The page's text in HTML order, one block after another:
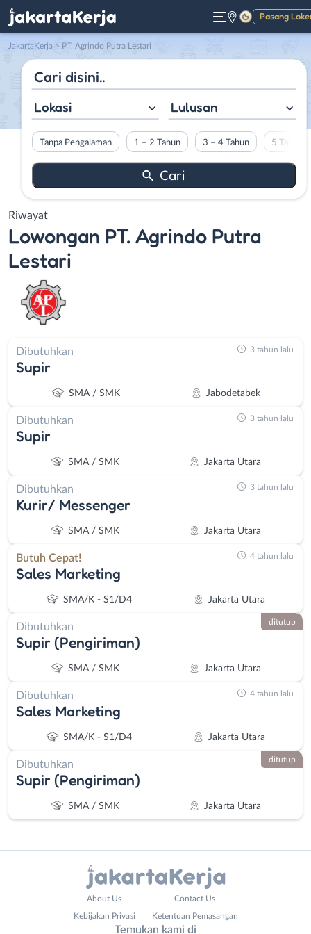
Pasang
Gelap
JakartaKerja > PT. Agrindo Putra Lestari
Lokasi Lulusan
Tanpa Pengalaman 1 – 2 Tahun 3 – 4 Tahun 5 Tahun
Riwayat
Lowongan PT. Agrindo Putra
Lestari
Dibutuhkan
Supir
SMA / SMK Jabodetabek
3 tahun lalu
Dibutuhkan
Supir
SMA / SMK Jakarta Utara
3 tahun lalu
Dibutuhkan
Kurir/ Messenger
SMA / SMK Jakarta Utara
3 tahun lalu
Butuh Cepat!
Sales Marketing
SMA/K - S1/D4 Jakarta Utara
4 tahun lalu
Dibutuhkan
Supir (Pengiriman)
SMA / SMK Jakarta Utara
ditutup
Dibutuhkan
Sales Marketing
SMA/K - S1/D4 Jakarta Utara
4 tahun lalu
Dibutuhkan
Supir (Pengiriman)
SMA / SMK Jakarta Utara
ditutup
About Us Contact Us
Kebijakan Privasi Ketentuan Pemasangan
Temukan kami di